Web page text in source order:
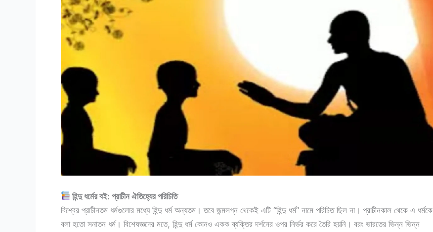
হিন্দু ধর্মের বই: প্রাচীন ঐতিহ্যের পরিচিতি
বিশ্বের প্রাচীনতম ধর্মগুলোর মধ্যে হিন্দু ধর্ম অন্যতম। তবে জন্মলগ্ন থেকেই এটি “হিন্দু ধর্ম” নামে পরিচিত ছিল না। প্রাচীনকাল থেকে এ ধর্মকে
বলা হতো সনাতন ধর্ম। বিশেষজ্ঞদের মতে, হিন্দু ধর্ম কোনও একক ব্যক্তির দর্শনের ওপর নির্ভর করে তৈরি হয়নি। বরং ভারতের ভিন্ন ভিন্ন